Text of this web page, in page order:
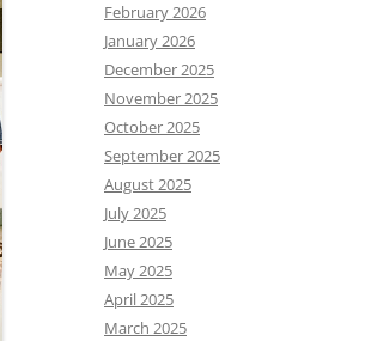
February 2026
January 2026
December 2025
November 2025
October 2025
September 2025
August 2025
July 2025
June 2025
May 2025
April 2025
March 2025